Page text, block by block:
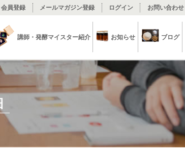
会員登録 メールマガジン登録 ログイン お問い合わせ
講師・発酵マイスター紹介 お知らせ ブログ